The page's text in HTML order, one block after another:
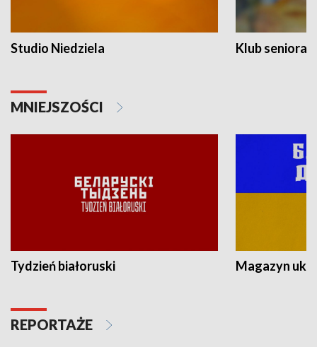
Studio Niedziela Klub seniora
MNIEJSZOŚCI
Tydzień białoruski Magazyn
REPORTAŻE